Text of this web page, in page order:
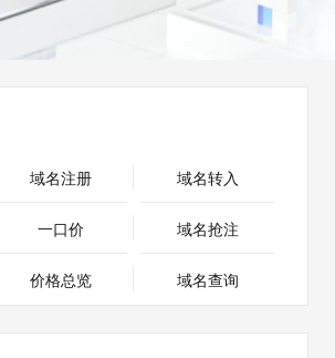
域名注册 域名转入
一口价 域名抢注
价格总览 域名查询
OpenClaw 管理能力上线
Agentic Database 发布
快速生产连贯的高质量长漫剧
10 分钟搭建微信、支付宝小程序